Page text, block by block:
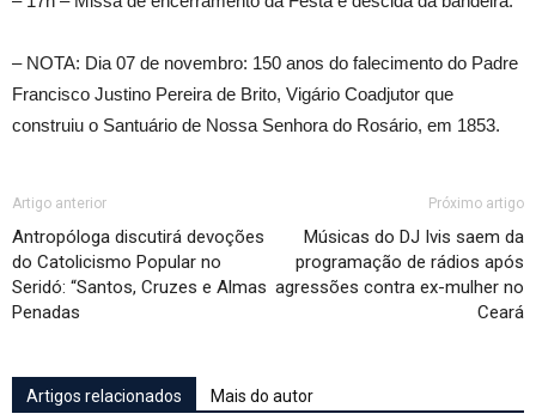
– NOTA: Dia 07 de novembro: 150 anos do falecimento do Padre
Francisco Justino Pereira de Brito, Vigário Coadjutor que
construiu o Santuário de Nossa Senhora do Rosário, em 1853.
Artigo anterior
Antropóloga discutirá devoções
do Catolicismo Popular no
Seridó: “Santos, Cruzes e Almas
Penadas
Próximo artigo
Músicas do DJ Ivis saem da
programação de rádios após
agressões contra ex-mulher no
Ceará
Artigos relacionados Mais do autor